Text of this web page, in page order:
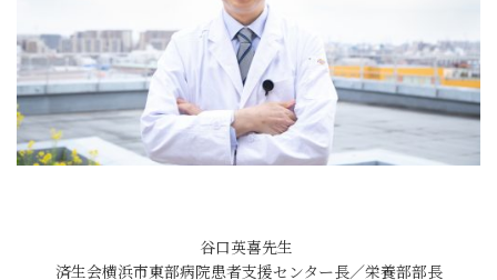
谷口英喜先生
済生会横浜市東部病院患者支援センター長／栄養部部長